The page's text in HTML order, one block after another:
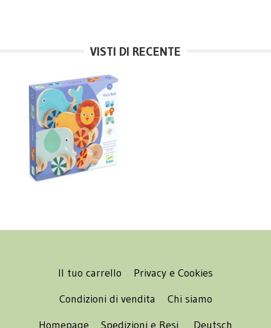
VISTI DI RECENTE
Il tuo carrello
Privacy e Cookies
Condizioni di vendita
Chi siamo
Homepage
Spedizioni e Resi Deutsch